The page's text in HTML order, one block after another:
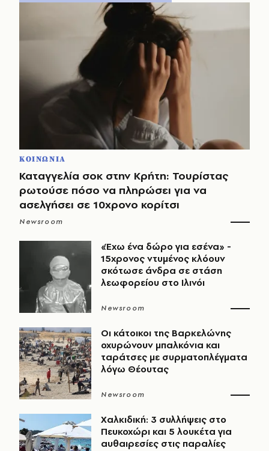
ΚΟΙΝΩΝΙΑ
Καταγγελία σοκ στην Κρήτη: Τουρίστας
ρωτούσε πόσο να πληρώσει για να
ασελγήσει σε 10χρονο κορίτσι
Newsroom
«Έχω ένα δώρο για εσένα» -
15χρονος ντυμένος κλόουν
σκότωσε άνδρα σε στάση
λεωφορείου στο Ιλινόι
Newsroom
Οι κάτοικοι της Βαρκελώνης
οχυρώνουν μπαλκόνια και
ταράτσες με συρματοπλέγματα
λόγω Θέουτας
Newsroom
Χαλκιδική: 3 συλλήψεις στο
Πευκοχώρι και 5 λουκέτα για
αυθαιρεσίες στις παραλίες